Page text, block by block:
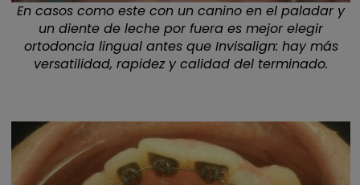
En casos como este con un canino en el paladar y
un diente de leche por fuera es mejor elegir
ortodoncia lingual antes que Invisalign: hay más
versatilidad, rapidez y calidad del terminado.